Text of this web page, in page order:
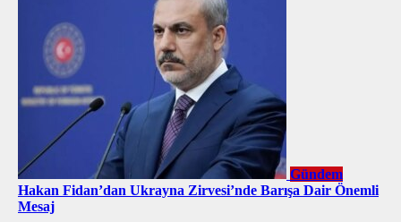
Gündem
Hakan Fidan’dan Ukrayna Zirvesi’nde Barışa Dair Önemli
Mesaj